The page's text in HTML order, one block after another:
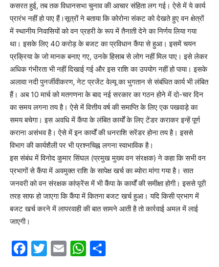
कसरत हुई, तब तक विधानसभा चुनाव की आचार संहिता लग गई। ऐसे में ये कार्य
प्रारंभ नहीं हो पाए हैं।सूत्रों ने बताया कि कोरोना संकट को देखते हुए वन क्षेत्रों
में स्थानीय निवासियों को वन प्रहरी के रूप में तैनाती देने का निर्णय लिया गया
था। इसके लिए 40 करोड़ के बजट का प्रविधान कैंपा से हुआ। इसमें चयन
प्रक्रिया के जो मानक बनाए गए, उनके हिसाब से लोग नहीं मिल पाए। इसे लेकर
अधिक गंभीरता भी नहीं दिखाई गई और इस राशि का उपयोग नहीं हो पाया। इसके
अलावा नदी पुनर्जीवीकरण, नेट प्रजेंट वेल्यू का भुगतान से संबंधित कार्य भी लंबित
हैं। अब 10 मार्च को मतगणना के बाद नई सरकार का गठन होने में दो-चार दिन
का समय लगना तय है। ऐसे में वित्तीय वर्ष की समाप्ति के लिए एक पखवाड़े का
समय बचेगा। इस अवधि में कैंपा के लंबित कार्यों के लिए टेंडर कराकर इन्हें पूर्ण
कराना असंभव है। ऐसे में इन कार्यों की धनराशि सरेंडर होना तय है। इससे
विभाग की कार्यशैली पर भी प्रश्नचिह्न लगना स्वाभाविक है।
इस संबंध में विनोद कुमार सिंघल (प्रमुख मुख्य वन संरक्षक) ने कहा कि सभी वन
प्रभागों से कैंपा में अवमुक्त राशि के सापेक्ष खर्च का ब्योरा मांगा गया है। सात
जनवरी को वन संरक्षक कांफ्रेंस में भी कैंपा के कार्यों की समीक्षा होगी। इससे पूरी
तरह साफ हो जाएगा कि कैंपा में कितना बजट खर्च हुआ। यदि किसी प्रभाग में
बजट खर्च करने में लापरवाही की बात सामने आती है तो कार्रवाई अमल में लाई
जाएगी।
F
T
E
W